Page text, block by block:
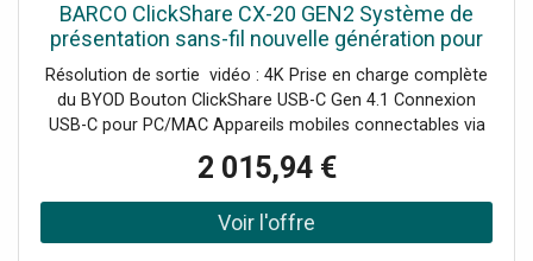
BARCO ClickShare CX-20 GEN2 Système de
présentation sans-fil nouvelle génération pour
PC/MAC ou appareils mobiles.
Résolution de sortie vidéo : 4K Prise en charge complète
du BYOD Bouton ClickShare USB-C Gen 4.1 Connexion
USB-C pour PC/MAC Appareils mobiles connectables via
WiFi avec App Conférence multi-appareils sur simple
pression d'un bouton Prêt à l'emploi en 7 secondes
Compatible tous softphones
2 015,94 €